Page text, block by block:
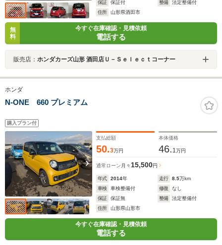
保証
保証付 整備
法定整備付
住所
山形県酒田市
無
料
今すぐ在庫確認・見積依頼
電話する
販売店： ホンダカーズ山形 酒田店Ｕ－Ｓｅｌｅｃｔコーナー
ホンダ
N-ONE 660 プレミアム
購入プラン付
支払総額
50.3万円
本体価格
46. 1万円
通常ローン 月々 15,500円
年式 2014年 走行 8.5万km
車検
車検整備付 修復
なし
保証
保証無 整備
法定整備付
住所
山形県山形市
今すぐ在庫確認・見積依頼
電話する